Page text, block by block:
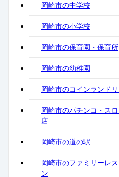
岡崎市の中学校
岡崎市の小学校
岡崎市の保育園・保育所
岡崎市の幼稚園
岡崎市のコインランドリ
岡崎市のパチンコ・スロ
店
岡崎市の道の駅
岡崎市のファミリーレス
ン